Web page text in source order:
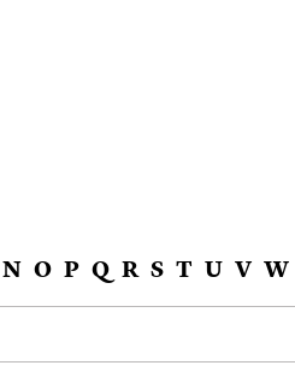
N O P Q R S T U V W